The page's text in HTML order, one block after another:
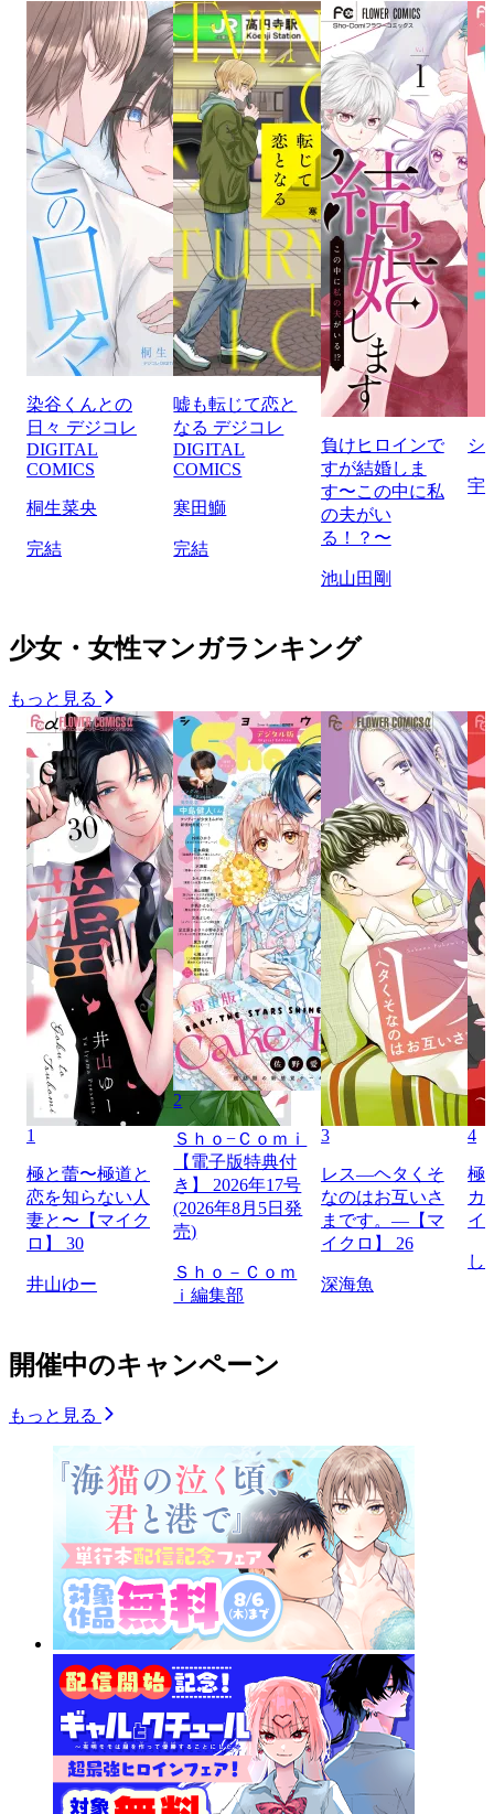
染谷くんとの
日々 デジコレ
DIGITAL
COMICS
桐生菜央
完結
嘘も転じて恋と
なる デジコレ
DIGITAL
COMICS
寒田鰤
完結
負けヒロインで
すが結婚しま
す〜この中に私
の夫がい
る！？〜
池山田剛
シ
宇
少女・女性マンガランキング
もっと見る
1
極と蕾〜極道と
恋を知らない人
妻と〜【マイク
ロ】 30
井山ゆー
2
Ｓｈｏ−Ｃｏｍｉ
【電子版特典付
き】 2026年17号
(2026年8月5日発
売)
Ｓｈｏ－Ｃｏｍ
ｉ編集部
3
レス―ヘタくそ
なのはお互いさ
まです。―【マ
イクロ】 26
深海魚
4
極
カ
イ
し
開催中のキャンペーン
もっと見る